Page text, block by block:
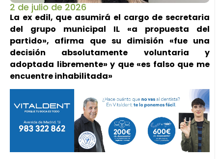
2 de julio de 2026
La ex edil, que asumirá el cargo de secretaria
del grupo municipal IL «a propuesta del
partido», afirma que su dimisión «fue una
decisión absolutamente voluntaria y
adoptada libremente» y que «es falso que me
encuentre inhabilitada»